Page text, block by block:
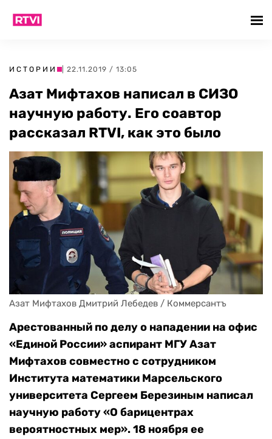
ИСТОРИИ | 22.11.2019 / 13:05
Азат Мифтахов написал в СИЗО
научную работу. Его соавтор
рассказал RTVI, как это было
Азат Мифтахов Дмитрий Лебедев / Коммерсантъ
Арестованный по делу о нападении на офис
«Единой России» аспирант МГУ Азат
Мифтахов совместно с сотрудником
Института математики Марсельского
университета Сергеем Березиным написал
научную работу «О барицентрах
вероятностных мер». 18 ноября ее